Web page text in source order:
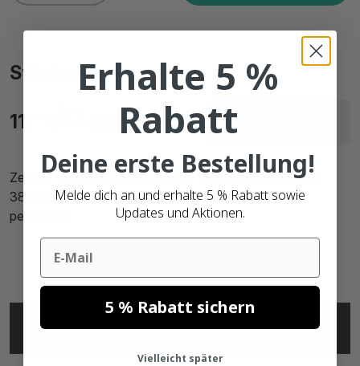
Stückpreis
€ Bruttopreise
11,
Lieferzeit innerhalb
von 22 Arbeitstagen
Zebra Z-Select 2000T (880114-019) kompatibel, Top,
38mm x 19mm, 6742 Etiketten, 76mm Kern, weiß,
permanent
SPECIFICATIONS
Erhalte 5 %
Rabatt
Deine erste Bestellung!
Melde dich an und erhalte 5 % Rabatt sowie
Updates und Aktionen.
Email
5 % Rabatt sichern
Vielleicht später